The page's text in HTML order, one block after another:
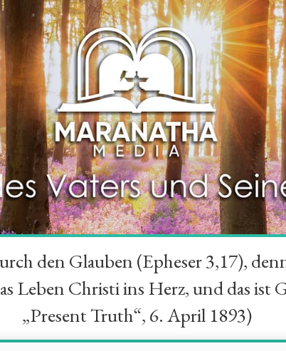
den Glauben (Epheser 3,17),
Leben Christi ins Herz, und das ist
„Present Truth“, 6. April 1893)